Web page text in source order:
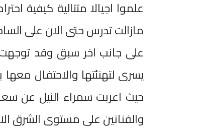
علموا اجيالا متتالية كيفية
مازالت تدرس حتى الان على
على جانب اخر سبق وقد توجهت
يسرى لتهنئتها والاحتفال معها
حيث اعربت سمراء النيل عن
والفنانين على مستوى الشرق